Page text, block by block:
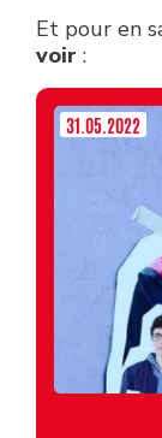
Et pour en
voir :
31.05.2022